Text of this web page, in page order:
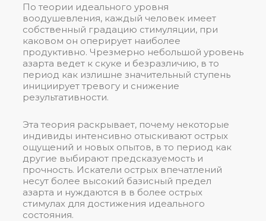
По теории идеального уровня
воодушевления, каждый человек имеет
собственный градацию стимуляции, при
каковом он оперирует наиболее
продуктивно. Чрезмерно небольшой уровень
азарта ведет к скуке и безразличию, в то
период как излишне значительный ступень
инициирует тревогу и снижение
результативности.
Эта теория раскрывает, почему некоторые
индивиды интенсивно отыскивают острых
ощущений и новых опытов, в то период как
другие выбирают предсказуемость и
прочность. Искатели острых впечатлений
несут более высокий базисный предел
азарта и нуждаются в в более острых
стимулах для достижения идеального
состояния.